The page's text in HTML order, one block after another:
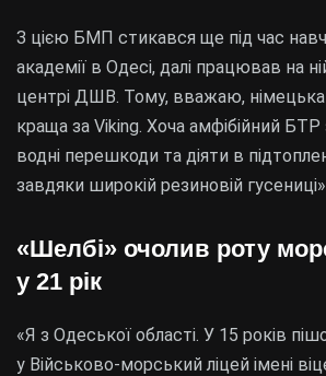
З цією БМП стикався ще під час
академії в Одесі, далі працював на
центрі ДШВ. Тому, вважаю,
краща за Viking. Хоча амфібійний БТР
водні перешкоди та діяти в
завдяки широкій резиновій
«Шелбі» очолив роту
у 21 рік
«Я з Одеської області. У 15 років
у Військово-морський ліцей імені